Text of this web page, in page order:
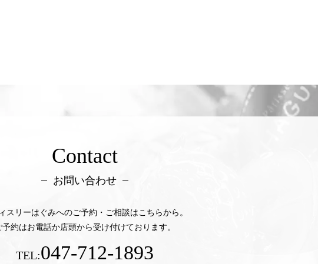
Contact
お問い合わせ
スリーはぐみへのご予約・ご相談はこちらから。
予約はお電話か店頭から受け付けております。
TEL:047-712-1893